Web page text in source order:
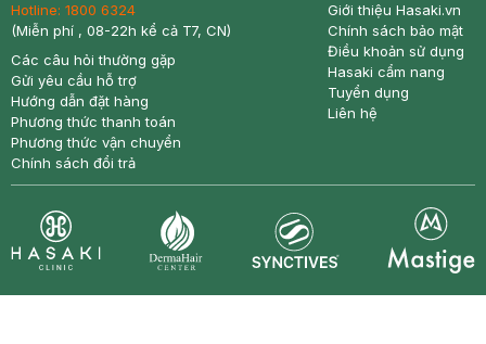
Hotline: 1800 6324
(Miễn phí , 08-22h kể cả T7, CN)
Các câu hỏi thường gặp
Gửi yêu cầu hỗ trợ
Hướng dẫn đặt hàng
Phương thức thanh toán
Phương thức vận chuyển
Chính sách đổi trả
Giới thiệu Hasaki.vn
Chính sách bảo mật
Điều khoản sử dụng
Hasaki cẩm nang
Tuyển dụng
Liên hệ